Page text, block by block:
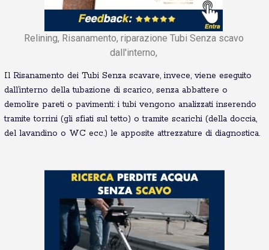
Relining, Risanamento, riparazione Tubi Senza scavo
dall'interno,
Il Risanamento dei Tubi Senza scavare, invece, viene eseguito
dall’interno della tubazione di scarico, senza abbattere o
demolire pareti o pavimenti: i tubi vengono analizzati inserendo
tramite torrini (gli sfiati sul tetto) o tramite scarichi (della doccia,
del lavandino o WC ecc.) le apposite attrezzature di diagnostica.